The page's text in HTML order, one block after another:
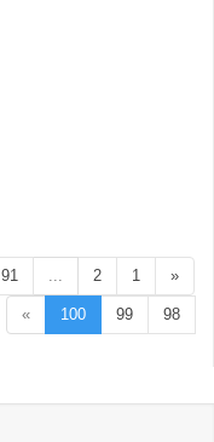
«
1
2
...
91
98
99
100
»